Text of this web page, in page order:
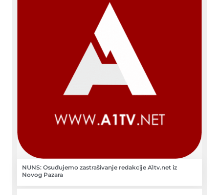
NUNS: Osuđujemo zastrašivanje redakcije A1tv.net iz
Novog Pazara